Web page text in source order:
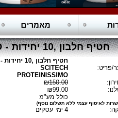
מאמרים
חטיף חלבון ,10 יחידות - SCITECH PROTEINISSIMO
פריט:
חטיף חלבון ,10 יחידות -
SCITECH
PROTEINISSIMO
₪150.00
₪99.00
כולל מע"מ
לאיסוף עצמי ללא תשלום נוסף)
4 ימי עסקים